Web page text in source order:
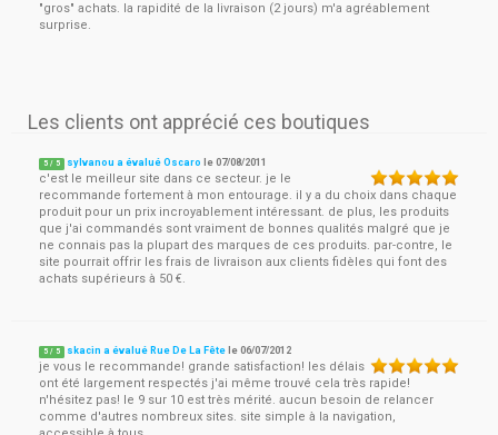
"gros" achats. la rapidité de la livraison (2 jours) m'a agréablement
surprise.
Les clients ont apprécié ces boutiques
5 / 5 sylvanou a évalué Oscaro le07/08/2011
c'est le meilleur site dans ce secteur. je le
recommande fortement à mon entourage. il y a du choix dans chaque
produit pour un prix incroyablement intéressant. de plus, les produits
que j'ai commandés sont vraiment de bonnes qualités malgré que je
ne connais pas la plupart des marques de ces produits. par-contre, le
site pourrait offrir les frais de livraison aux clients fidèles qui font des
achats supérieurs à 50 €.
5 / 5 skacin a évalué Rue De La Fête le06/07/2012
je vous le recommande! grande satisfaction! les délais
ont été largement respectés j'ai même trouvé cela très rapide!
n'hésitez pas! le 9 sur 10 est très mérité. aucun besoin de relancer
comme d'autres nombreux sites. site simple à la navigation,